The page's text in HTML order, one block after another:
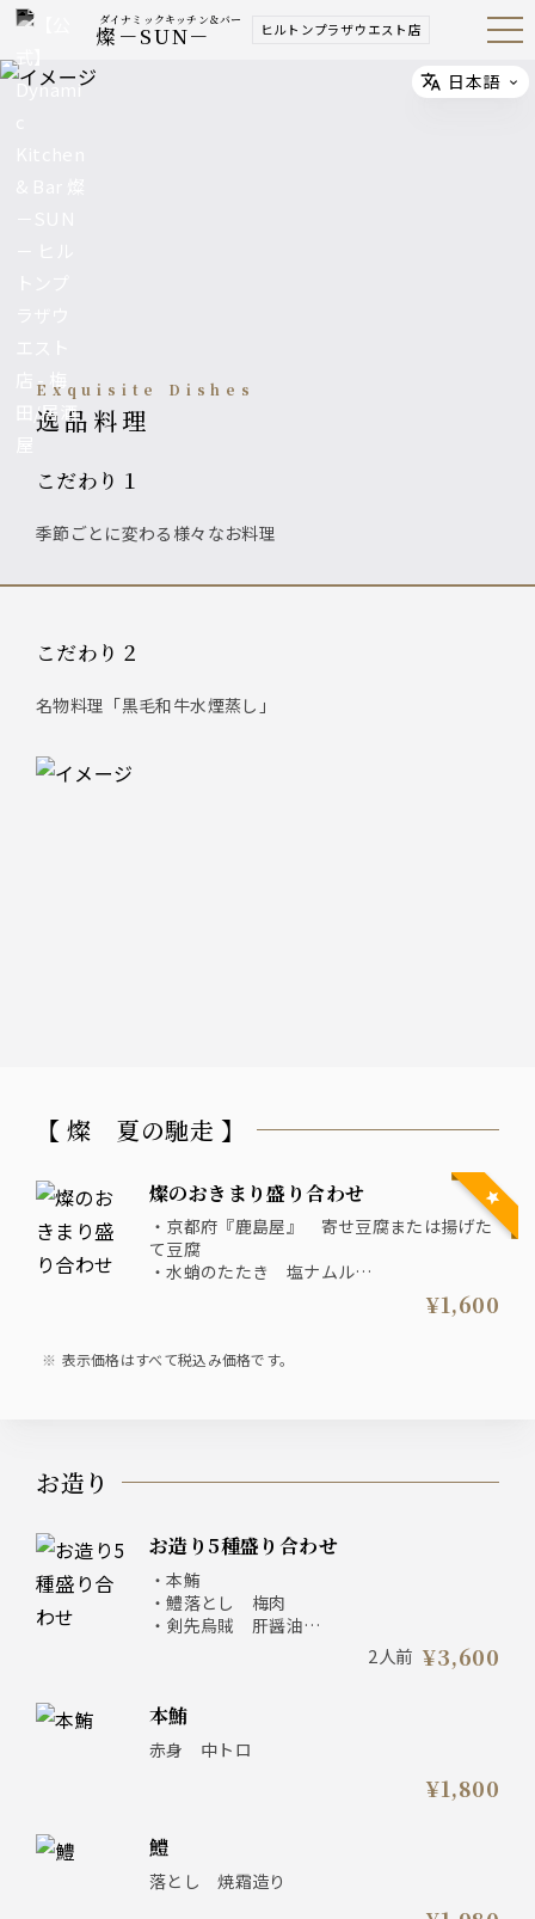
ダイナミックキッチン＆バー
燦－SUN－ ヒルトンプラザウエスト店 Open
Navig
Exquisite Dishes
逸品料理
こだわり１
季節ごとに変わる様々なお料理
こだわり２
名物料理「黒毛和牛水煙蒸し」
【 燦 夏の馳走 】
燦のおきまり盛り合わせ
・京都府『鹿島屋』 寄せ豆腐または揚げた
て豆腐
・水蛸のたたき 塩ナムル
¥1,600
表示価格はすべて税込み価格です。
お造り
お造り5種盛り合わせ
・本鮪
・鱧落とし 梅肉
・剣先烏賊 肝醤油
2人前 ¥3,600
本鮪
赤身 中トロ
¥1,800
鱧
落とし 焼霜造り
Select
日本語